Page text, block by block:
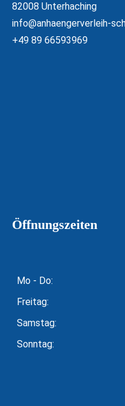
82008 Unterhaching
info@anhaengerverleih-
+49 89 66593969
Öffnungszeiten
Mo - Do:
Freitag:
Samstag:
Sonntag: